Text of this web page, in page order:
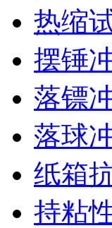
热缩
摆锤
落镖
落球
纸箱
持粘